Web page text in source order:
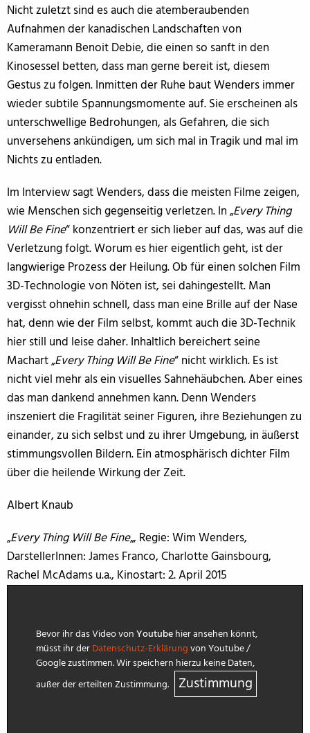
Nicht zuletzt sind es auch die atemberaubenden
Aufnahmen der kanadischen Landschaften von
Kameramann Benoit Debie, die einen so sanft in den
Kinosessel betten, dass man gerne bereit ist, diesem
Gestus zu folgen. Inmitten der Ruhe baut Wenders immer
wieder subtile Spannungsmomente auf. Sie erscheinen als
unterschwellige Bedrohungen, als Gefahren, die sich
unversehens ankündigen, um sich mal in Tragik und mal im
Nichts zu entladen.
Im Interview sagt Wenders, dass die meisten Filme zeigen,
wie Menschen sich gegenseitig verletzen. In „Every Thing
Will Be Fine“ konzentriert er sich lieber auf das, was auf die
Verletzung folgt. Worum es hier eigentlich geht, ist der
langwierige Prozess der Heilung. Ob für einen solchen Film
3D-Technologie von Nöten ist, sei dahingestellt. Man
vergisst ohnehin schnell, dass man eine Brille auf der Nase
hat, denn wie der Film selbst, kommt auch die 3D-Technik
hier still und leise daher. Inhaltlich bereichert seine
Machart „Every Thing Will Be Fine“ nicht wirklich. Es ist
nicht viel mehr als ein visuelles Sahnehäubchen. Aber eines
das man dankend annehmen kann. Denn Wenders
inszeniert die Fragilität seiner Figuren, ihre Beziehungen zu
einander, zu sich selbst und zu ihrer Umgebung, in äußerst
stimmungsvollen Bildern. Ein atmosphärisch dichter Film
über die heilende Wirkung der Zeit.
Albert Knaub
„Every Thing Will Be Fine„, Regie: Wim Wenders,
DarstellerInnen: James Franco, Charlotte Gainsbourg,
Rachel McAdams u.a., Kinostart: 2. April 2015
Bevor ihr das Video vonYoutubehier ansehen könnt,
müsst ihr derDatenschutz-Erklärungvon Youtube /
Google zustimmen. Wir speichern hierzu keine Daten,
außer der erteilten Zustimmung.
Zustimmung